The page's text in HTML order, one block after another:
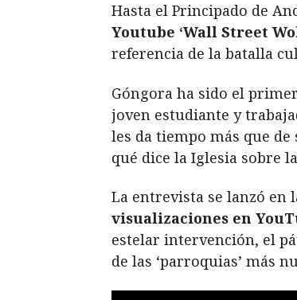
Hasta el Principado de
Youtube ‘Wall Street
referencia de la batalla
Góngora ha sido el
joven estudiante y
les da tiempo más que
qué dice la Iglesia sobre
La entrevista se lanzó en
visualizaciones en
estelar intervención, el
de las ‘parroquias’ más